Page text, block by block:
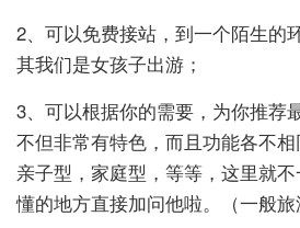
2、可以免费接站，到一个陌生的
其我们是女孩子出游；
3、可以根据你的需要，为你推荐
不但非常有特色，而且功能各不相
亲子型，家庭型，等等，这里就
懂的地方直接加问他啦。（一般旅